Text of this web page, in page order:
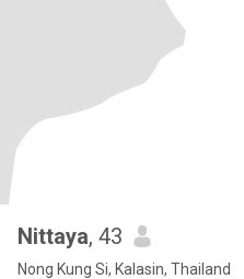
Nittaya, 43
Nong Kung Si, Kalasin, Thailand